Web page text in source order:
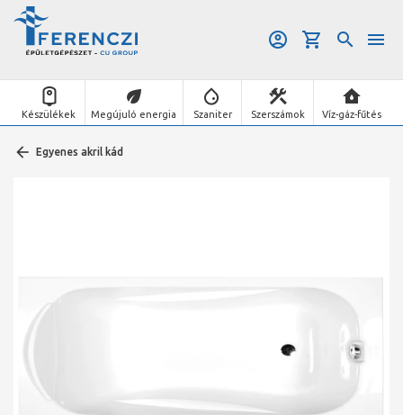
Készülékek Megújuló energia Szaniter Szerszámok Víz-gáz-fűtés
Egyenes akril kád